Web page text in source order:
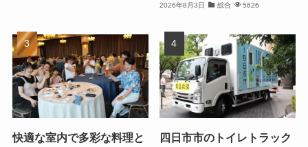
2026年8月3日 総合 5626
快適な室内で多彩な料理と
四日市市のトイレトラック